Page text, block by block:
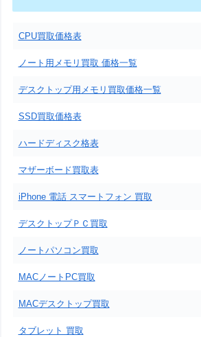
CPU買取価格表
ノート用メモリ買取 価格一覧
デスクトップ用メモリ買取価格一覧
SSD買取価格表
ハードディスク格表
マザーボード買取表
iPhone 電話 スマートフォン 買取
デスクトップＰＣ買取
ノートパソコン買取
MACノートPC買取
MACデスクトップ買取
タブレット 買取